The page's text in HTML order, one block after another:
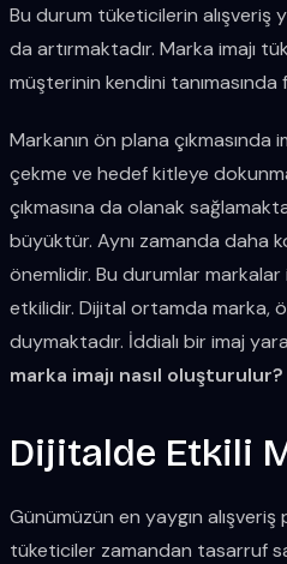
Bu durum tüketicilerin alışveriş
da artırmaktadır. Marka imajı
müşterinin kendini
Markanın ön plana
çekme ve hedef kitleye
çıkmasına da olanak
büyüktür. Aynı zamanda daha
önemlidir. Bu durumlar
etkilidir. Dijital ortamda marka,
duymaktadır. İddialı bir imaj
marka imajı nasıl oluşturulur?
Dijitalde Etkili
Günümüzün en yaygın
tüketiciler zamandan tasarruf